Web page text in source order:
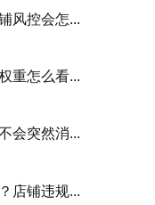
风控会怎...
重怎么看...
会突然消...
店铺违规...